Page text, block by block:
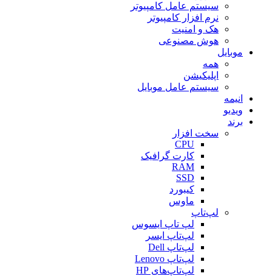
سیستم عامل کامپیوتر
نرم افزار کامپیوتر
هک و امنیت
هوش مصنوعی
موبایل
همه
اپلیکیشن
سیستم عامل موبایل
انیمه
ویدیو
برند
سخت افزار
CPU
کارت گرافیک
RAM
SSD
کیبورد
ماوس
لپ‌تاپ
لپ تاپ ایسوس
لپ‌تاپ ایسر
لپ‌تاپ Dell
لپ‌تاپ Lenovo
لپ‌تاپ‌های HP